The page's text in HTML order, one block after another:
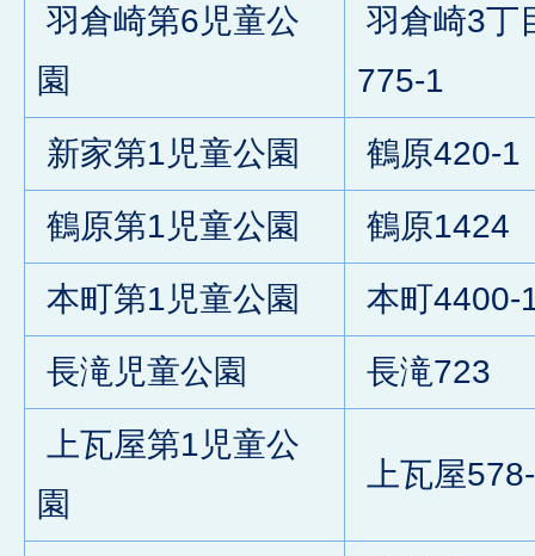
羽倉崎第6児童公
園
羽倉崎3丁
775-1
新家第1児童公園
鶴原420-1
鶴原第1児童公園
鶴原1424
本町第1児童公園
本町4400-
長滝児童公園
長滝723
上瓦屋第1児童公
園
上瓦屋